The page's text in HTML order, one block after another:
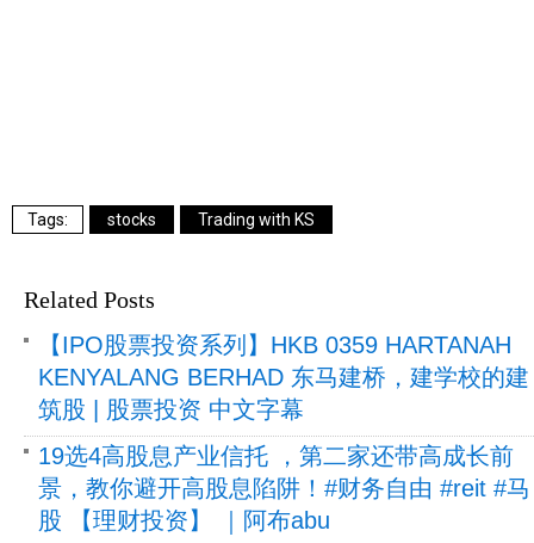
stocks Trading with KS
Related Posts
【IPO股票投资系列】HKB 0359 HARTANAH
KENYALANG BERHAD 东马建桥，建学校的建
筑股 | 股票投资 中文字幕
19选4高股息产业信托 ，第二家还带高成长前
景，教你避开高股息陷阱！#财务自由 #reit #马
股 【理财投资】 ｜阿布abu